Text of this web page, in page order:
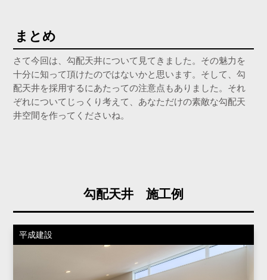
まとめ
さて今回は、勾配天井について見てきました。その魅力を
十分に知って頂けたのではないかと思います。そして、勾
配天井を採用するにあたっての注意点もありました。それ
ぞれについてじっくり考えて、あなただけの素敵な勾配天
井空間を作ってくださいね。
勾配天井 施工例
平成建設